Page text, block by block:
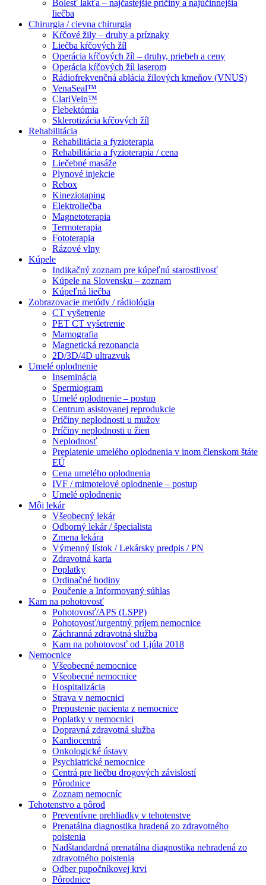
Bolesť lakťa – najčastejšie príčiny a najúčinnejšia
liečba
Chirurgia / cievna chirurgia
Kŕčové žily – druhy a príznaky
Liečba kŕčových žíl
Operácia kŕčových žíl – druhy, priebeh a ceny
Operácia kŕčových žíl laserom
Rádiofrekvenčná ablácia žilových kmeňov (VNUS)
VenaSeal™
ClariVein™
Flebektómia
Sklerotizácia kŕčových žíl
Rehabilitácia
Rehabilitácia a fyzioterapia
Rehabilitácia a fyzioterapia / cena
Liečebné masáže
Plynové injekcie
Rebox
Kineziotaping
Elektroliečba
Magnetoterapia
Termoterapia
Fototerapia
Rázové vlny
Kúpele
Indikačný zoznam pre kúpeľnú starostlivosť
Kúpele na Slovensku – zoznam
Kúpeľná liečba
Zobrazovacie metódy / rádiológia
CT vyšetrenie
PET CT vyšetrenie
Mamografia
Magnetická rezonancia
2D/3D/4D ultrazvuk
Umelé oplodnenie
Inseminácia
Spermiogram
Umelé oplodnenie – postup
Centrum asistovanej reprodukcie
Príčiny neplodnosti u mužov
Príčiny neplodnosti u žien
Neplodnosť
Preplatenie umelého oplodnenia v inom členskom štáte
EÚ
Cena umelého oplodnenia
IVF / mimotelové oplodnenie – postup
Umelé oplodnenie
Môj lekár
Všeobecný lekár
Odborný lekár / špecialista
Zmena lekára
Výmenný lístok / Lekársky predpis / PN
Zdravotná karta
Poplatky
Ordinačné hodiny
Poučenie a Informovaný súhlas
Kam na pohotovosť
Pohotovosť/APS (LSPP)
Pohotovosť/urgentný príjem nemocnice
Záchranná zdravotná služba
Kam na pohotovosť od 1.júla 2018
Nemocnice
Všeobecné nemocnice
Všeobecné nemocnice
Hospitalizácia
Strava v nemocnici
Prepustenie pacienta z nemocnice
Poplatky v nemocnici
Dopravná zdravotná služba
Kardiocentrá
Onkologické ústavy
Psychiatrické nemocnice
Centrá pre liečbu drogových závislostí
Pôrodnice
Zoznam nemocníc
Tehotenstvo a pôrod
Preventívne prehliadky v tehotenstve
Prenatálna diagnostika hradená zo zdravotného
poistenia
Nadštandardná prenatálna diagnostika nehradená zo
zdravotného poistenia
Odber pupočníkovej krvi
Pôrodnice